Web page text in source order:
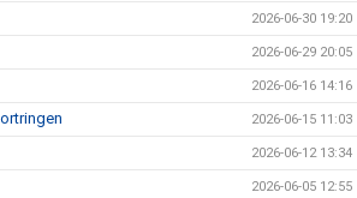
2026-06-30 19:20
2026-06-29 20:05
2026-06-16 14:16
2026-06-15 11:03
2026-06-12 13:34
2026-06-05 12:55